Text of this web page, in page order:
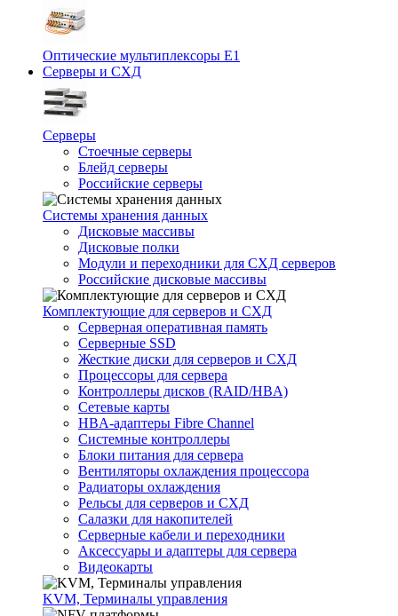
Оптические мультиплексоры Е1
Серверы и СХД
Серверы
Стоечные серверы
Блейд серверы
Российские серверы
Системы хранения данных
Дисковые массивы
Дисковые полки
Модули и переходники для СХД серверов
Российские дисковые массивы
Комплектующие для серверов и СХД
Серверная оперативная память
Серверные SSD
Жесткие диски для серверов и СХД
Процессоры для сервера
Контроллеры дисков (RAID/HBA)
Сетевые карты
HBA-адаптеры Fibre Channel
Системные контроллеры
Блоки питания для сервера
Вентиляторы охлаждения процессора
Радиаторы охлаждения
Рельсы для серверов и СХД
Салазки для накопителей
Серверные кабели и переходники
Аксессуары и адаптеры для сервера
Видеокарты
KVM, Терминалы управления